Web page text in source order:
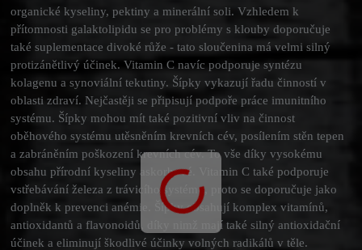
organické kyseliny, pektiny a minerální soli. Vzhledem k
přítomnosti galaktolipidu se pro problémy s klouby doporučuje
také suplementace divoké růže - tato sloučenina má velmi silný
protizánětlivý účinek. Vitamin C navíc podporuje syntézu
kolagenu a synoviální tekutiny. Šípky vykazují řadu činností v
oblasti zdraví. Nejčastěji se připisují podpoře práce imunitního
systému. Šípky mohou mít také pozitivní vliv na činnost
oběhového systému utěsněním krevních cév, posílením stěn tepen
a zabráněním poškození krevních cév. To vše díky vysokému
obsahu přírodní kyseliny askorbové. Vitamin C také podporuje
vstřebávání železa z trávicího systému, proto se doporučuje jako
doplněk k prevenci anémie. Šípky obsahují komplex vitamínů,
antioxidantů a flavonoidů, díky nimž mají také silný antioxidační
účinek a eliminují škodlivé účinky volných radikálů v těle.